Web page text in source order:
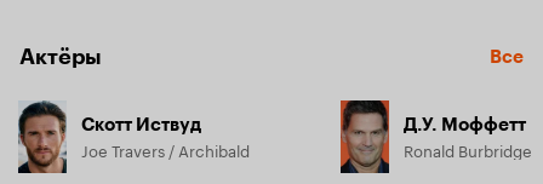
Актёры Все
Скотт Иствуд
Joe Travers / Archibald
Д.У. Моффетт
Ronald Burbridge